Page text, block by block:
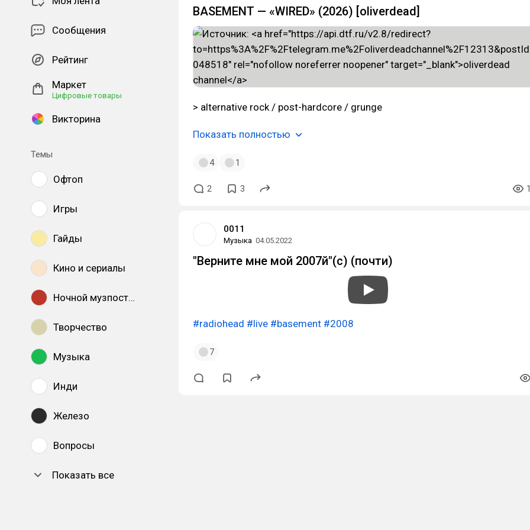
Сообщения
Рейтинг
Маркет
Цифровые товары
Викторина
Темы
Офтоп
Игры
Гайды
Кино и сериалы
Ночной музпостинг
Творчество
Музыка
Инди
Железо
Вопросы
Показать все
BASEMENT — «WIRED» (2026) [oliverdead]
> alternative rock / post-hardcore / grunge
Показать полностью
4 1
2 3
0011
Музыка 04.05.2022
"Верните мне мой 2007й"(с) (почти)
#radiohead #live #basement #2008
7